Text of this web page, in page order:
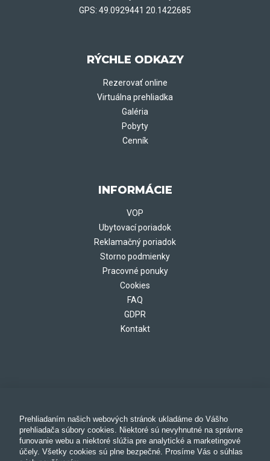
GPS: 49.0929441 20.1422685
RÝCHLE ODKAZY
Rezerovať online
Virtuálna prehliadka
Galéria
Pobyty
Cenník
INFORMÁCIE
VOP
Ubytovací poriadok
Reklamačný poriadok
Storno podmienky
Pracovné ponuky
Cookies
FAQ
GDPR
Kontakt
Prehliadaním našich webových stránok ukladáme do Vášho
prehliadača súbory cookies. Niektoré sú nevyhnutné na správne
funovanie webu a niektoré slúžia pre analytické a marketingové
účely. Všetky cookies sú plne bezpečné. Prosíme Vás o súhlas